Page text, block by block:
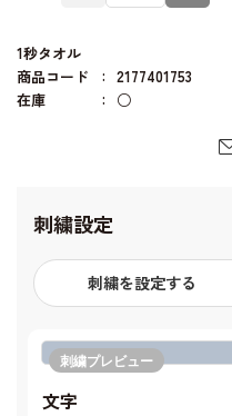
1秒タオル
商品コード
2177401753
在庫
○
刺繍設定
刺繍を設定する
刺繍プレビュー
文字